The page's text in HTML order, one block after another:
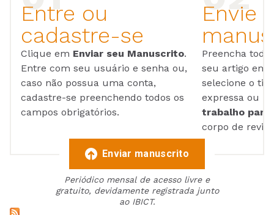
Entre ou
cadastre-se
Clique em Enviar seu Manuscrito.
Entre com seu usuário e senha ou,
caso não possua uma conta,
cadastre-se preenchendo todos os
campos obrigatórios.
Envie
Preencha
seu artigo em
selecione o
expressa ou
trabalho para
corpo de
Enviar manuscrito
Periódico mensal de acesso livre e
gratuito, devidamente registrada junto
ao IBICT.